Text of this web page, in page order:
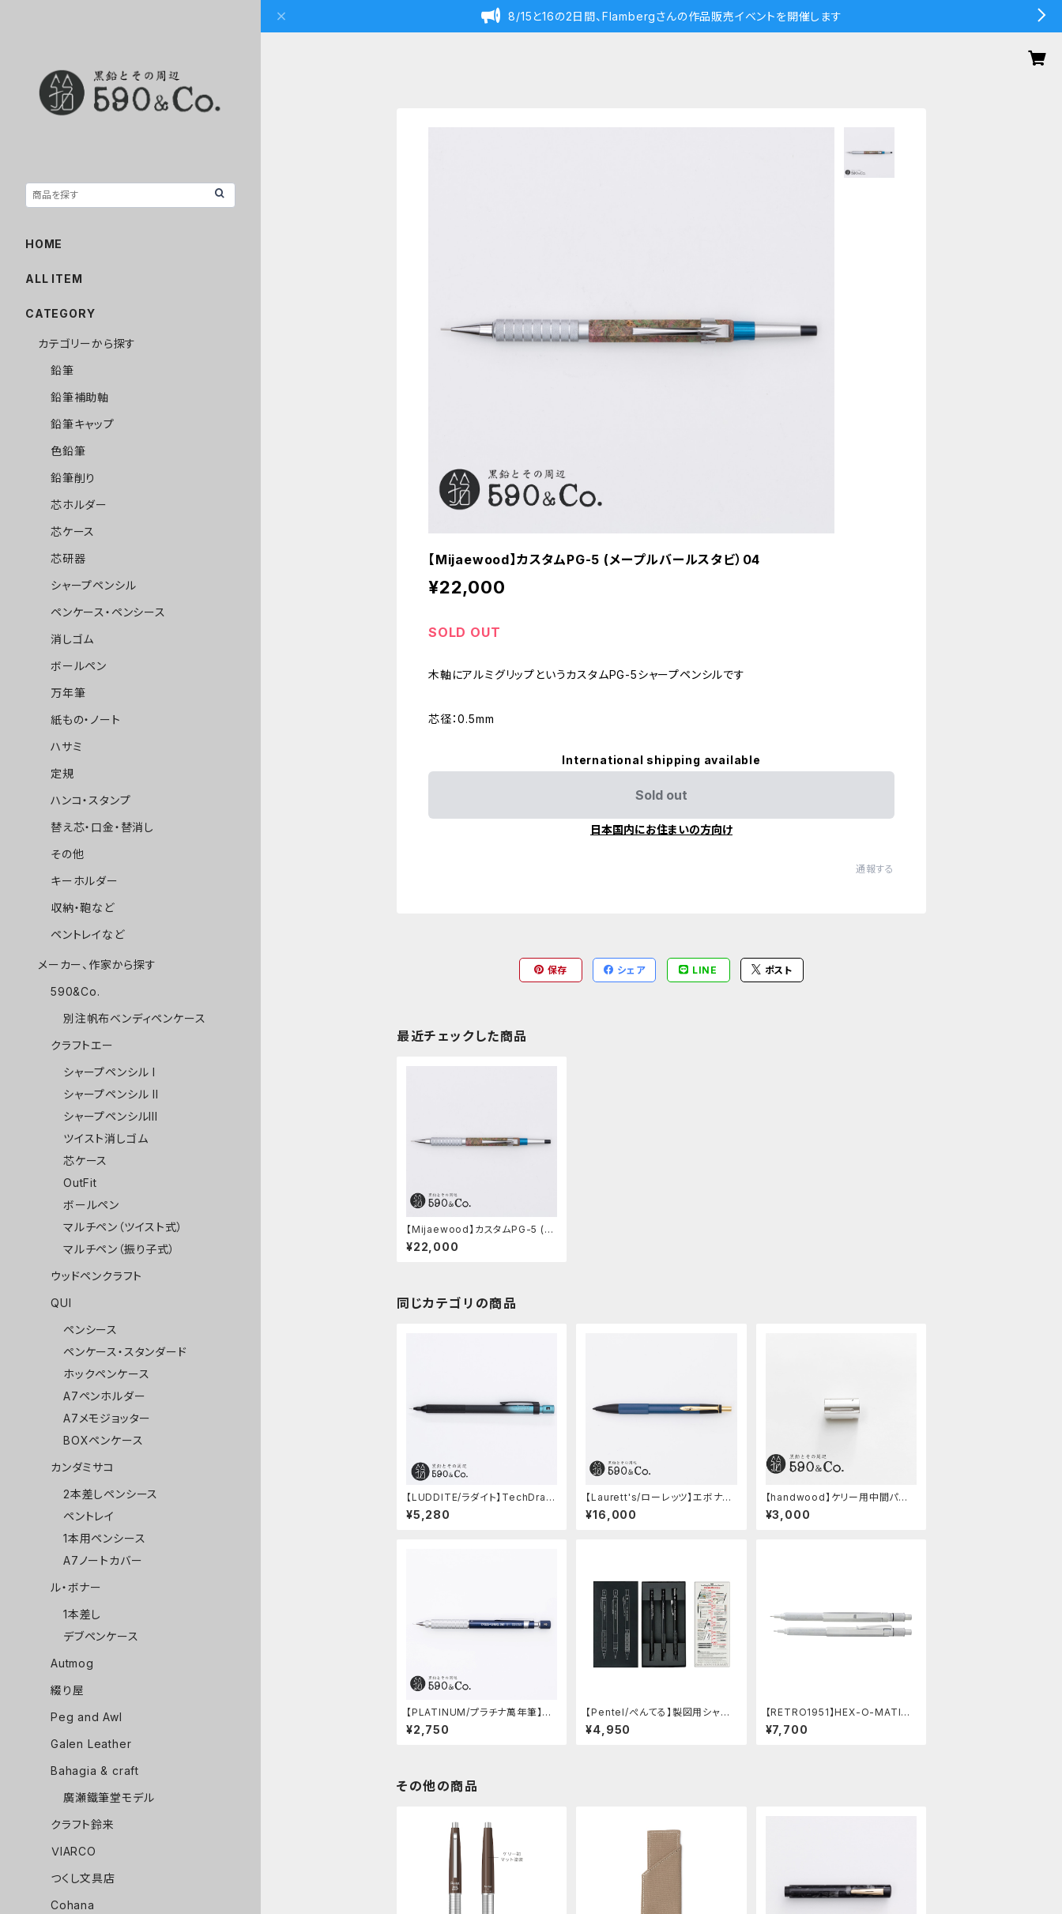
8/15と16の2日間、Flambergさんの作品販売イベントを開催します
【Mijaewood】カスタムPG-5 (メープルバールスタビ）04
¥22,000
SOLD OUT
木軸にアルミグリップというカスタムPG-5シャープペンシルです
芯径：0.5mm
International shipping available
Sold out
日本国内にお住まいの方向け
通報する
保存 シェア LINE ポスト
最近チェックした商品
【Mijaewood】カスタムPG-5 (メ
ープルバールスタビ）04
¥22,000
同じカテゴリの商品
【LUDDITE/ラダイト】TechDraw
2 グラデーションモデル (LDB-MP
2GB1-05)
¥5,280
【Laurett's/ローレッツ】エボナイ
トシャープペンシル (藍)
¥16,000
【handwood】ケリー用中間パー
ツ/カスタムグリップ (縦溝/超超ジ
ュラルミン)
¥3,000
【PLATINUM/プラチナ萬年筆】PR
O-USE 241 シャープペンシル (ブ
ルー/0.5mm)
¥2,750
【Pentel/ぺんてる】製図用シャー
プペンシル 60周年限定3本セット
¥4,950
【RETRO1951】HEX-O-MATIC
ヘクソマティックシャープペンシル
(シルバー)
¥7,700
その他の商品
HOME
ALL ITEM
CATEGORY
カテゴリーから探す
鉛筆
鉛筆補助軸
鉛筆キャップ
色鉛筆
鉛筆削り
芯ホルダー
芯ケース
芯研器
シャープペンシル
ペンケース・ペンシース
消しゴム
ボールペン
万年筆
紙もの・ノート
ハサミ
定規
ハンコ・スタンプ
替え芯・口金・替消し
その他
キーホルダー
収納・鞄など
ペントレイなど
メーカー、作家から探す
590&Co.
別注帆布ベンディペンケース
クラフトエー
シャープペンシル I
シャープペンシル II
シャープペンシルIII
ツイスト消しゴム
芯ケース
OutFit
ボールペン
マルチペン（ツイスト式）
マルチペン（振り子式）
ウッドペンクラフト
QUI
ペンシース
ペンケース・スタンダード
ホックペンケース
A7ペンホルダー
A7メモジョッター
BOXペンケース
カンダミサコ
2本差しペンシース
ペントレイ
1本用ペンシース
A7ノートカバー
ル・ボナー
1本差し
デブペンケース
Autmog
綴り屋
Peg and Awl
Galen Leather
Bahagia & craft
廣瀬鐵筆堂モデル
クラフト鈴来
ＶIARCO
つくし文具店
Cohana